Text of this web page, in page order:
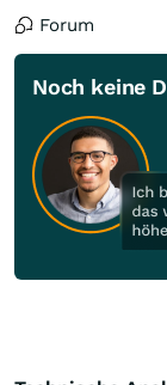
Forum
Noch keine